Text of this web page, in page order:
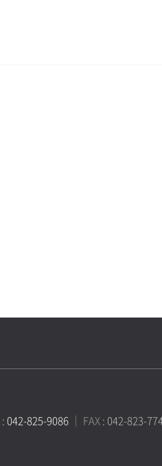
:042-825-9086 ｜ FAX: 042-823-